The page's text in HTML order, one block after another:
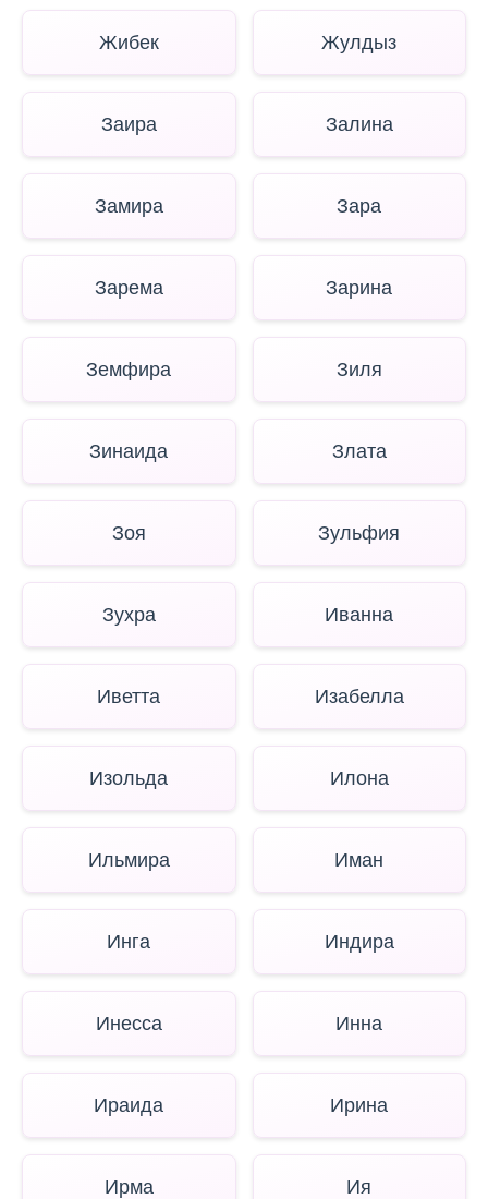
Жибек Жулдыз
Заира Залина
Замира Зара
Зарема Зарина
Земфира Зиля
Зинаида Злата
Зоя Зульфия
Зухра Иванна
Иветта Изабелла
Изольда Илона
Ильмира Иман
Инга Индира
Инесса Инна
Ираида Ирина
Ирма Ия